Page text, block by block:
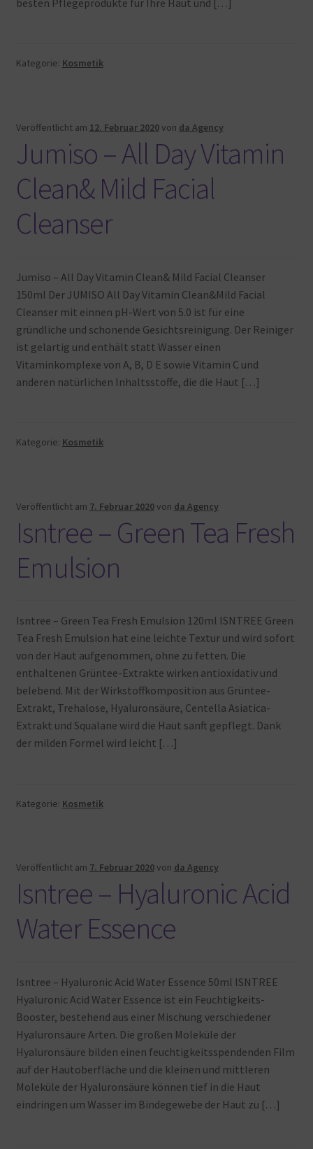
Kategorie: Kosmetik
Veröffentlicht am 12. Februar 2020von da Agency
Jumiso – All Day Vitamin
Clean& Mild Facial
Cleanser
Jumiso – All Day Vitamin Clean& Mild Facial Cleanser
150ml Der JUMISO All Day Vitamin Clean&Mild Facial
Cleanser mit einnen pH-Wert von 5.0 ist für eine
gründliche und schonende Gesichtsreinigung. Der Reiniger
ist gelartig und enthält statt Wasser einen
Vitaminkomplexe von A, B, D E sowie Vitamin C und
anderen natürlichen Inhaltsstoffe, die die Haut […]
Kategorie: Kosmetik
Veröffentlicht am 7. Februar 2020von da Agency
Isntree – Green Tea Fresh
Emulsion
Isntree – Green Tea Fresh Emulsion 120ml ISNTREE Green
Tea Fresh Emulsion hat eine leichte Textur und wird sofort
von der Haut aufgenommen, ohne zu fetten. Die
enthaltenen Grüntee-Extrakte wirken antioxidativ und
belebend. Mit der Wirkstoffkomposition aus Grüntee-
Extrakt, Trehalose, Hyaluronsäure, Centella Asiatica-
Extrakt und Squalane wird die Haut sanft gepflegt. Dank
der milden Formel wird leicht […]
Kategorie: Kosmetik
Veröffentlicht am 7. Februar 2020von da Agency
Isntree – Hyaluronic Acid
Water Essence
Isntree – Hyaluronic Acid Water Essence 50ml ISNTREE
Hyaluronic Acid Water Essence ist ein Feuchtigkeits-
Booster, bestehend aus einer Mischung verschiedener
Hyaluronsäure Arten. Die großen Moleküle der
Hyaluronsäure bilden einen feuchtigkeitsspendenden Film
auf der Hautoberfläche und die kleinen und mittleren
Moleküle der Hyaluronsäure können tief in die Haut
eindringen um Wasser im Bindegewebe der Haut zu […]